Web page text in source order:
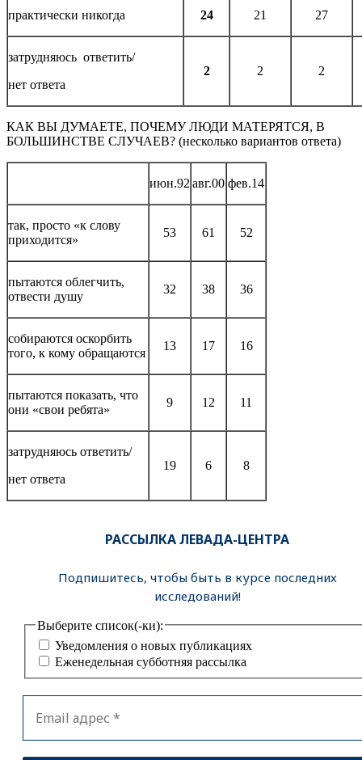
практически никогда 24 21 27
затрудняюсь ответить/
нет ответа
2 2 2
КАК ВЫ ДУМАЕТЕ, ПОЧЕМУ ЛЮДИ МАТЕРЯТСЯ, В
БОЛЬШИНСТВЕ СЛУЧАЕВ? (несколько вариантов ответа)
июн.92 авг.00 фев.14
так, просто «к слову
приходится»
53 61 52
пытаются облегчить,
отвести душу
32 38 36
собираются оскорбить
того, к кому обращаются
13 17 16
пытаются показать, что
они «свои ребята»
9 12 11
затрудняюсь ответить/
нет ответа
19 6 8
РАССЫЛКА ЛЕВАДА-ЦЕНТРА
Подпишитесь, чтобы быть в курсе последних
исследований!
Выберите список(-ки):
Уведомления о новых публикациях
Еженедельная субботняя рассылка